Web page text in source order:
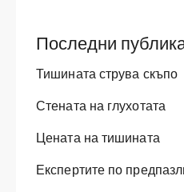
Последни
Тишината струва скъпо
Стената на глухотата
Цената на тишината
Експертите по